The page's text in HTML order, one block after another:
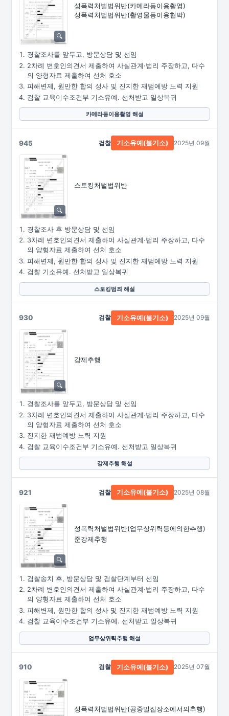
성폭력처벌법위반(카메라등이용촬영)
성폭력처벌법위반(촬영물등이용협박)
경찰조사를 앞두고, 방문상담 및 선임
2차례 변호인의견서 제출하여 사실관계·법리 주장하고, 다수
의 양형자료 제출하여 선처 호소
피해변제, 원만한 합의 성사 및 진지한 재범예방 노력 지원
검찰 교육이수조건부 기소유예. 선처받고 일상복귀
카메라등이용촬영 해설
945
스토킹처벌법위반
검찰 기소유예(불기소) 2025년 09월
경찰조사 후 방문상담 및 선임
3차례 변호인의견서 제출하여 사실관계·법리 주장하고, 다수
의 양형자료 제출하여 선처 호소
피해변제, 원만한 합의 성사 및 진지한 재범예방 노력 지원
검찰 기소유예. 선처받고 일상복귀
스토킹범죄 해설
930
강제추행
검찰 기소유예(불기소) 2025년 09월
경찰조사를 앞두고, 방문상담 및 선임
3차례 변호인의견서 제출하여 사실관계·법리 주장하고, 다수
의 양형자료 제출하여 선처 호소
진지한 재범예방 노력 지원
검찰 교육이수조건부 기소유예. 선처받고 일상복귀
강제추행 해설
921
성폭력처벌법위반(업무상위력등에의한추행)
준강제추행
검찰 기소유예(불기소) 2025년 08월
검찰송치 후, 방문상담 및 검찰단계부터 선임
2차례 변호인의견서 제출하여 사실관계·법리 주장하고, 다수
의 양형자료 제출하여 선처 호소
피해변제, 원만한 합의 성사 및 진지한 재범예방 노력 지원
검찰 교육이수조건부 기소유예. 선처받고 일상복귀
업무상위력추행 해설
910
성폭력처벌법위반(공중밀집장소에서의추행)
검찰 기소유예(불기소) 2025년 07월